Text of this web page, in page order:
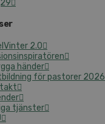
2.0
händer
för pastorer 2026
tjänster